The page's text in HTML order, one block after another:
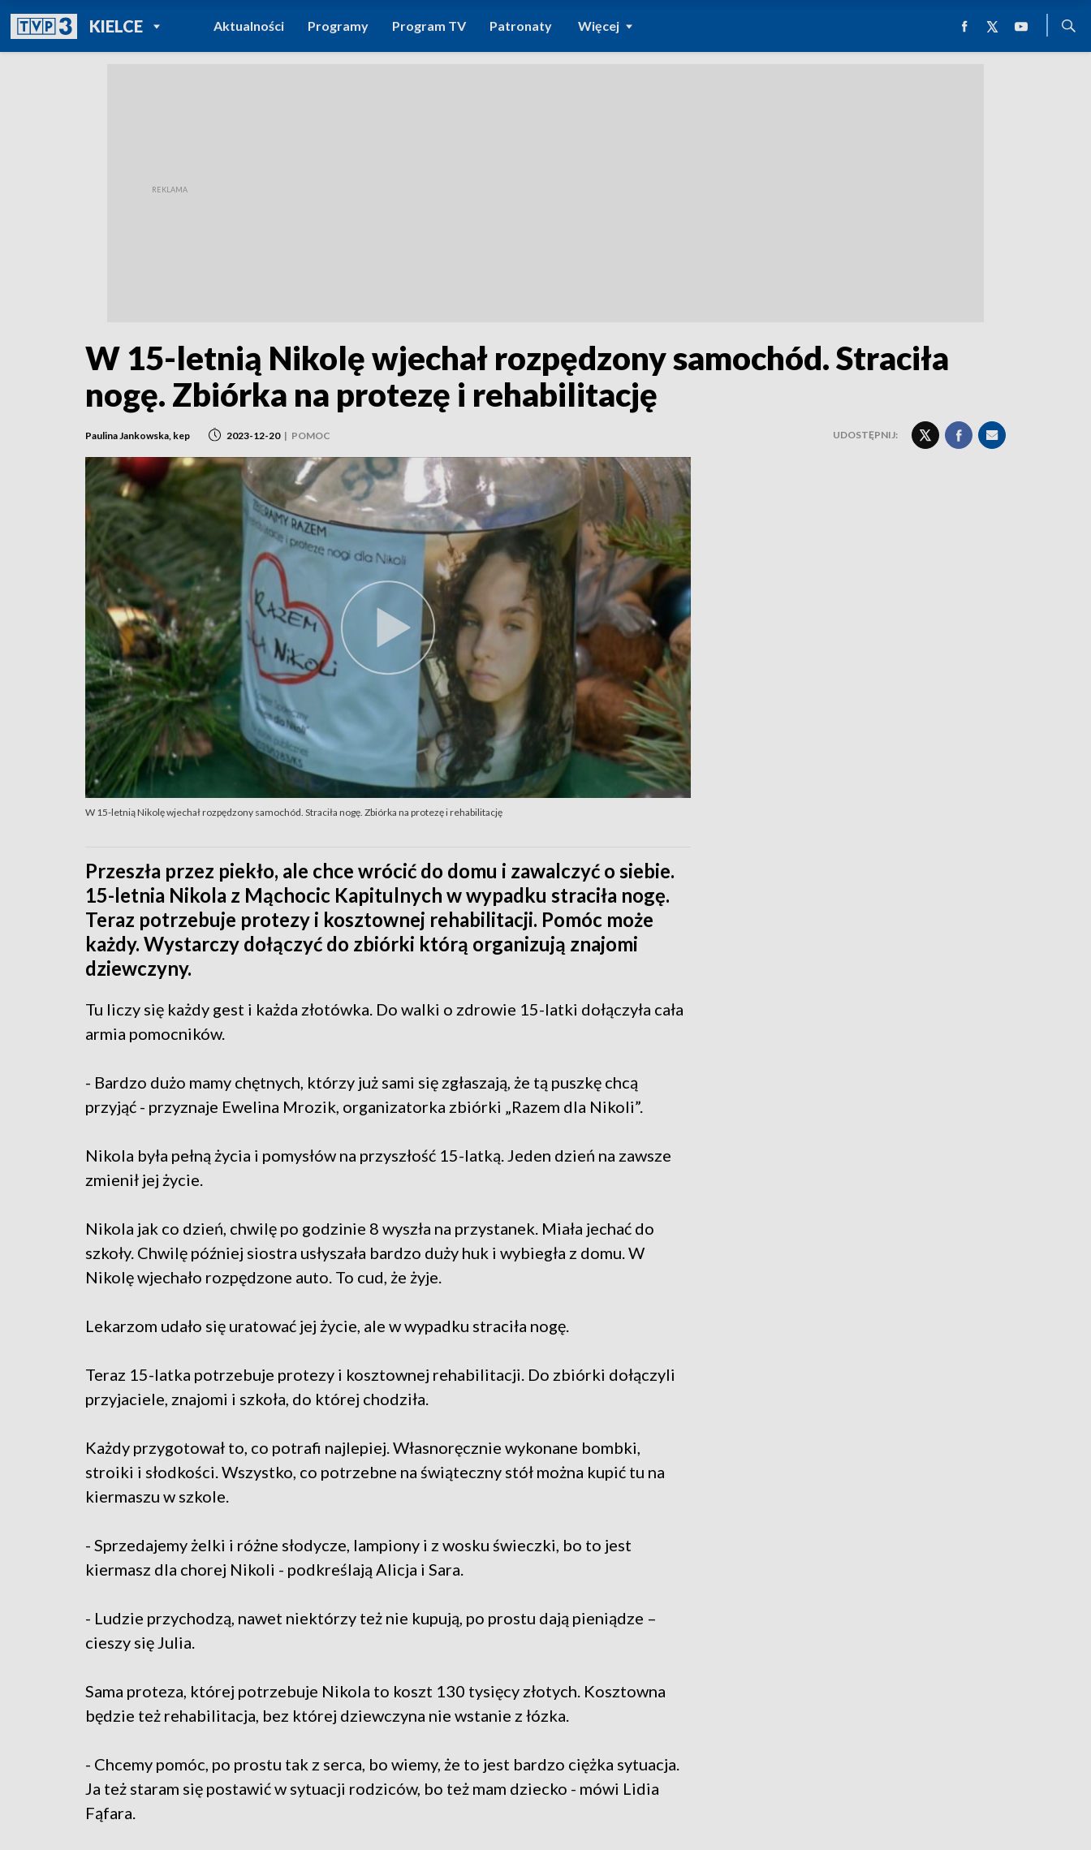
KIELCEPOWRÓT DO
TVP REGIONY
Aktualności Programy Program TV Patronaty Więcej
W 15-letnią Nikolę wjechał rozpędzony samochód. Straciła
nogę. Zbiórka na protezę i rehabilitację
Paulina Jankowska, kep 2023-12-20 | POMOC UDOSTĘPNIJ:
W 15-letnią Nikolę wjechał rozpędzony samochód. Straciła nogę. Zbiórka na protezę i rehabilitację
Przeszła przez piekło, ale chce wrócić do domu i zawalczyć o siebie.
15-letnia Nikola z Mąchocic Kapitulnych w wypadku straciła nogę.
Teraz potrzebuje protezy i kosztownej rehabilitacji. Pomóc może
każdy. Wystarczy dołączyć do zbiórki którą organizują znajomi
dziewczyny.
Tu liczy się każdy gest i każda złotówka. Do walki o zdrowie 15-latki dołączyła cała
armia pomocników.
- Bardzo dużo mamy chętnych, którzy już sami się zgłaszają, że tą puszkę chcą
przyjąć - przyznaje Ewelina Mrozik, organizatorka zbiórki „Razem dla Nikoli”.
Nikola była pełną życia i pomysłów na przyszłość 15-latką. Jeden dzień na zawsze
zmienił jej życie.
Nikola jak co dzień, chwilę po godzinie 8 wyszła na przystanek. Miała jechać do
szkoły. Chwilę później siostra usłyszała bardzo duży huk i wybiegła z domu. W
Nikolę wjechało rozpędzone auto. To cud, że żyje.
Lekarzom udało się uratować jej życie, ale w wypadku straciła nogę.
Teraz 15-latka potrzebuje protezy i kosztownej rehabilitacji. Do zbiórki dołączyli
przyjaciele, znajomi i szkoła, do której chodziła.
Każdy przygotował to, co potrafi najlepiej. Własnoręcznie wykonane bombki,
stroiki i słodkości. Wszystko, co potrzebne na świąteczny stół można kupić tu na
kiermaszu w szkole.
- Sprzedajemy żelki i różne słodycze, lampiony i z wosku świeczki, bo to jest
kiermasz dla chorej Nikoli - podkreślają Alicja i Sara.
- Ludzie przychodzą, nawet niektórzy też nie kupują, po prostu dają pieniądze –
cieszy się Julia.
Sama proteza, której potrzebuje Nikola to koszt 130 tysięcy złotych. Kosztowna
będzie też rehabilitacja, bez której dziewczyna nie wstanie z łózka.
- Chcemy pomóc, po prostu tak z serca, bo wiemy, że to jest bardzo ciężka sytuacja.
Ja też staram się postawić w sytuacji rodziców, bo też mam dziecko - mówi Lidia
Fąfara.